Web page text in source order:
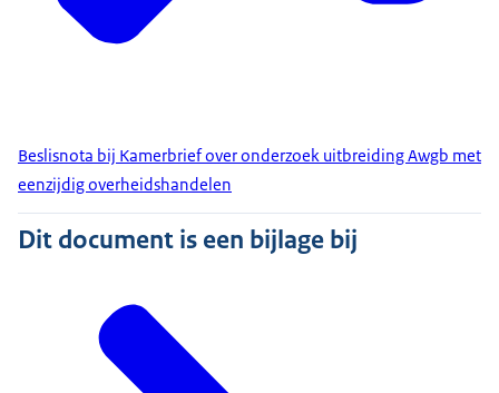
Beslisnota bij Kamerbrief over onderzoek uitbreiding Awgb met
eenzijdig overheidshandelen
Dit document is een bijlage bij